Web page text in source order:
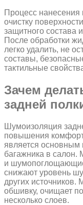
Процесс нанесения
очистку
защитного состава
После обработки
легко удалить, не
составы,
тактильные
Зачем
задней
Шумоизоляция
повышения
является
багажника в
и
снижают уровень
других источников.
обшивку, очищает
несколько слоев.